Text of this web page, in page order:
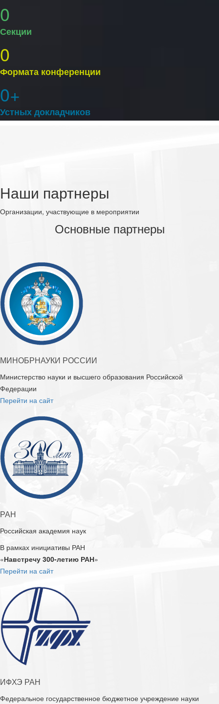
0
Секции
0
Формата конференции
0
Устных докладчиков
Наши партнеры
Организации, участвующие в мероприятии
Основные партнеры
МИНОБРНАУКИ РОССИИ
Министерство науки и высшего образования Российской
Федерации
Перейти на сайт
РАН
Российская академия наук
В рамках инициативы РАН
«Навстречу 300-летию РАН»
Перейти на сайт
ИФХЭ РАН
Федеральное государственное бюджетное учреждение науки